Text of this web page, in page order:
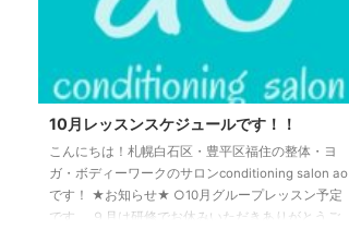
10月レッスンスケジュールです！！
こんにちは！札幌白石区・豊平区福住の整体・ヨ
ガ・ボディーワークのサロンconditioning salon ao
です！ ★お知らせ★ ○10月グループレッスン予定
です。 ９月は研修でお休みいただきありがとうご